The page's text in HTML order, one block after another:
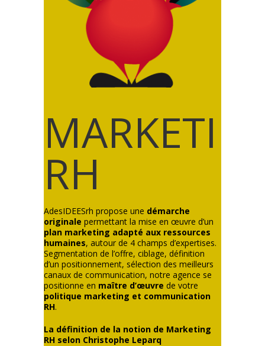
RH
AdesIDEESrh propose une démarche
originale permettant la mise en œuvre d’un
plan marketing adapté aux ressources
humaines, autour de 4 champs d’expertises.
Segmentation de l’offre, ciblage, définition
d’un positionnement, sélection des meilleurs
canaux de communication, notre agence se
positionne en maître d’œuvre de votre
politique marketing et communication
RH.
La définition de la notion de Marketing
RH selon Christophe Leparq